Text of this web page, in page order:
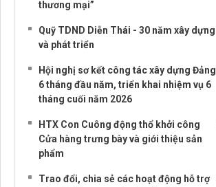
thương mại”
Quỹ TDND Diễn Thái - 30 năm xây dựng
và phát triển
Hội nghị sơ kết công tác xây dựng Đảng
6 tháng đầu năm, triển khai nhiệm vụ 6
tháng cuối năm 2026
HTX Con Cuông động thổ khởi công
Cửa hàng trưng bày và giới thiệu sản
phẩm
Trao đổi, chia sẻ các hoạt động hỗ trợ